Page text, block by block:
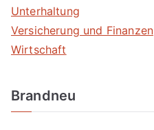
Unterhaltung
Versicherung und Finanzen
Wirtschaft
Brandneu